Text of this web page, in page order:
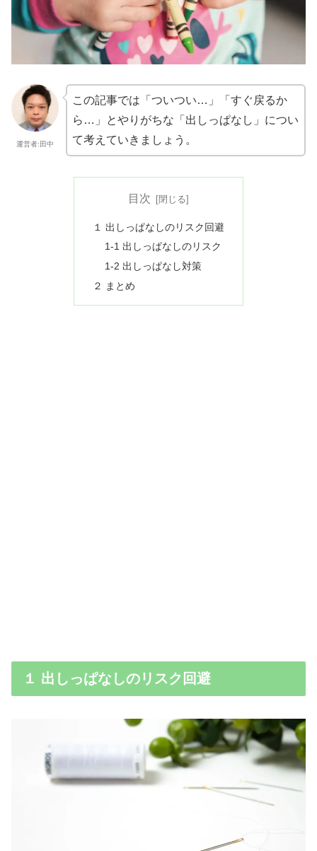
運営者:田中
この記事では「ついつい…」「すぐ戻るか
ら…」とやりがちな「出しっぱなし」につい
て考えていきましょう。
目次
１ 出しっぱなしのリスク回避
1-1 出しっぱなしのリスク
1-2 出しっぱなし対策
２ まとめ
１ 出しっぱなしのリスク回避